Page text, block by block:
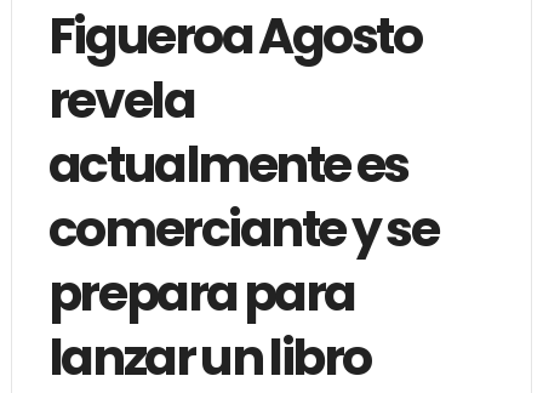
Figueroa Agosto
revela
actualmente es
comerciante y se
prepara para
lanzar un libro